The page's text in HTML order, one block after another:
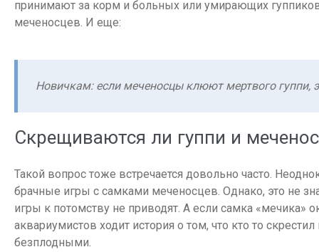
принимают за корм и больных или умирающих
меченосцев. И еще:
Новичкам: если меченосцы клюют мертвого гуппи,
Скрещиваются ли гуппи и
Такой вопрос тоже встречается довольно часто.
брачные игры с самками меченосцев. Однако, это не
игры к потомству не приводят. А если самка «мечика»
аквариумистов ходит история о том, что кто то
безплодными.